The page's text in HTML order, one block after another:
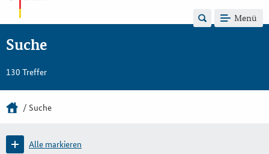
Menü
Suche
130 Treffer
Suche
Alle markieren